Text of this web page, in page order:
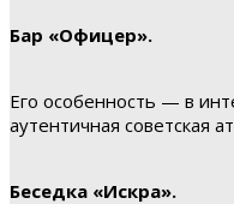
Бар «Офицер».
Его особенность — в
аутентичная советская
Беседка «Искра».